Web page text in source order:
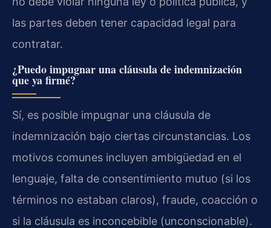
las partes deben tener capacidad legal para
contratar.
¿Puedo impugnar una cláusula de indemnización
que ya firmé?
Sí, es posible impugnar una cláusula de
indemnización bajo ciertas circunstancias. Los
motivos comunes incluyen ambigüedad en el
lenguaje, falta de consentimiento mutuo (si los
términos no estaban claros), fraude, coacción o
si la cláusula es inconcebible (unconscionable).